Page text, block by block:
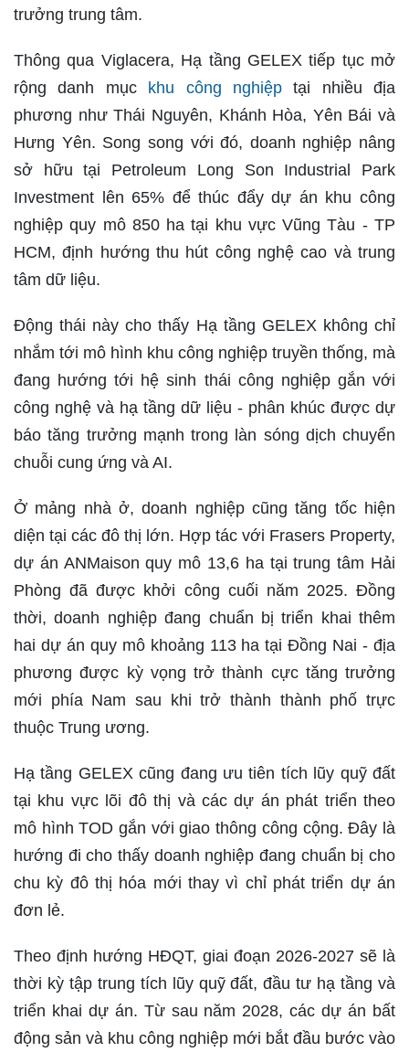
trưởng trung tâm.
Thông qua Viglacera, Hạ tầng GELEX tiếp tục mở
rộng danh mục khu công nghiệptại nhiều địa
phương như Thái Nguyên, Khánh Hòa, Yên Bái và
Hưng Yên. Song song với đó, doanh nghiệp nâng
sở hữu tại Petroleum Long Son Industrial Park
Investment lên 65% để thúc đẩy dự án khu công
nghiệp quy mô 850 ha tại khu vực Vũng Tàu - TP
HCM, định hướng thu hút công nghệ cao và trung
tâm dữ liệu.
Động thái này cho thấy Hạ tầng GELEX không chỉ
nhắm tới mô hình khu công nghiệp truyền thống, mà
đang hướng tới hệ sinh thái công nghiệp gắn với
công nghệ và hạ tầng dữ liệu - phân khúc được dự
báo tăng trưởng mạnh trong làn sóng dịch chuyển
chuỗi cung ứng và AI.
Ở mảng nhà ở, doanh nghiệp cũng tăng tốc hiện
diện tại các đô thị lớn. Hợp tác với Frasers Property,
dự án ANMaison quy mô 13,6 ha tại trung tâm Hải
Phòng đã được khởi công cuối năm 2025. Đồng
thời, doanh nghiệp đang chuẩn bị triển khai thêm
hai dự án quy mô khoảng 113 ha tại Đồng Nai - địa
phương được kỳ vọng trở thành cực tăng trưởng
mới phía Nam sau khi trở thành thành phố trực
thuộc Trung ương.
Hạ tầng GELEX cũng đang ưu tiên tích lũy quỹ đất
tại khu vực lõi đô thị và các dự án phát triển theo
mô hình TOD gắn với giao thông công cộng. Đây là
hướng đi cho thấy doanh nghiệp đang chuẩn bị cho
chu kỳ đô thị hóa mới thay vì chỉ phát triển dự án
đơn lẻ.
Theo định hướng HĐQT, giai đoạn 2026-2027 sẽ là
thời kỳ tập trung tích lũy quỹ đất, đầu tư hạ tầng và
triển khai dự án. Từ sau năm 2028, các dự án bất
động sản và khu công nghiệp mới bắt đầu bước vào